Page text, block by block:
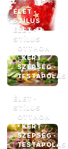
ÉLET -
STÍLUS
ÉLET -
STÍLUS
OTTHON
- KERT
SZÉPSÉG -
TESTÁPOLÁS
ÉLET -
STÍLUS
OTTHON
- KERT
SZÉPSÉG -
TESTÁPOLÁS